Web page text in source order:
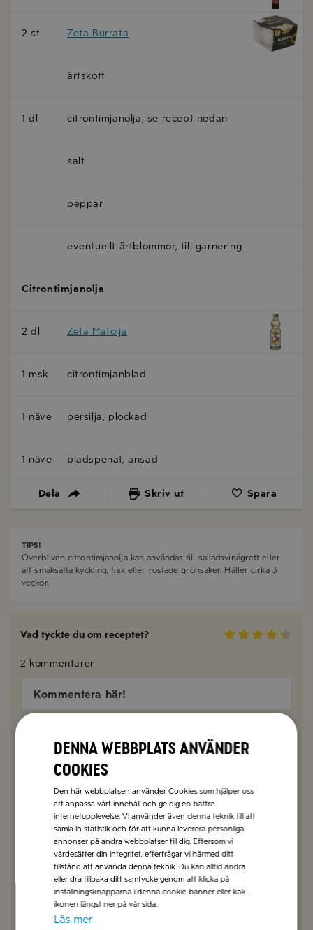
2 st Zeta Burrata
ärtskott
1 dl citrontimjanolja, se recept nedan
salt
peppar
eventuellt ärtblommor, till garnering
Citrontimjanolja
2 dl Zeta Matolja
1 msk citrontimjanblad
1 näve persilja, plockad
1 näve bladspenat, ansad
Dela Skriv ut Spara
TIPS!
Överbliven citrontimjanolja kan användas till salladsvinägrett eller
att smaksätta kyckling, fisk eller rostade grönsaker. Håller cirka 3
veckor.
Vad tyckte du om receptet?
2 kommentarer
Kommentera här!
Anita Elweskiöld 2025-05-02
undrar om ni har- eller till och med kan ta fram-
något recept med denna himmelska primör.
Skriver här då jag inte hittade något annat ställe att
ställa frågan. 😀
SVARA
Anna Mellberg
Denna webbplats använder
cookies
Den här webbplatsen använder Cookies som hjälper oss
att anpassa vårt innehåll och ge dig en bättre
internetupplevelse. Vi använder även denna teknik till att
samla in statistik och för att kunna leverera personliga
annonser på andra webbplatser till dig. Eftersom vi
värdesätter din integritet, efterfrågar vi härmed ditt
tillstånd att använda denna teknik. Du kan alltid ändra
eller dra tillbaka ditt samtycke genom att klicka på
inställningsknapparna i denna cookie-banner eller kak-
ikonen längst ner på vår sida.
Läs mer